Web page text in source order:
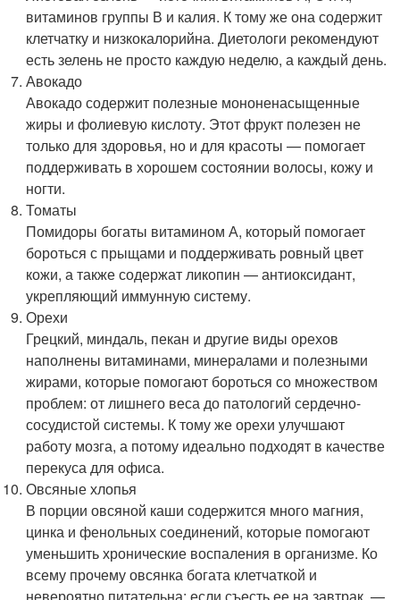
витаминов группы В и калия. К тому же она содержит
клетчатку и низкокалорийна. Диетологи рекомендуют
есть зелень не просто каждую неделю, а каждый день.
Авокадо
Авокадо содержит полезные мононенасыщенные
жиры и фолиевую кислоту. Этот фрукт полезен не
только для здоровья, но и для красоты — помогает
поддерживать в хорошем состоянии волосы, кожу и
ногти.
Томаты
Помидоры богаты витамином А, который помогает
бороться с прыщами и поддерживать ровный цвет
кожи, а также содержат ликопин — антиоксидант,
укрепляющий иммунную систему.
Орехи
Грецкий, миндаль, пекан и другие виды орехов
наполнены витаминами, минералами и полезными
жирами, которые помогают бороться со множеством
проблем: от лишнего веса до патологий сердечно-
сосудистой системы. К тому же орехи улучшают
работу мозга, а потому идеально подходят в качестве
перекуса для офиса.
Овсяные хлопья
В порции овсяной каши содержится много магния,
цинка и фенольных соединений, которые помогают
уменьшить хронические воспаления в организме. Ко
всему прочему овсянка богата клетчаткой и